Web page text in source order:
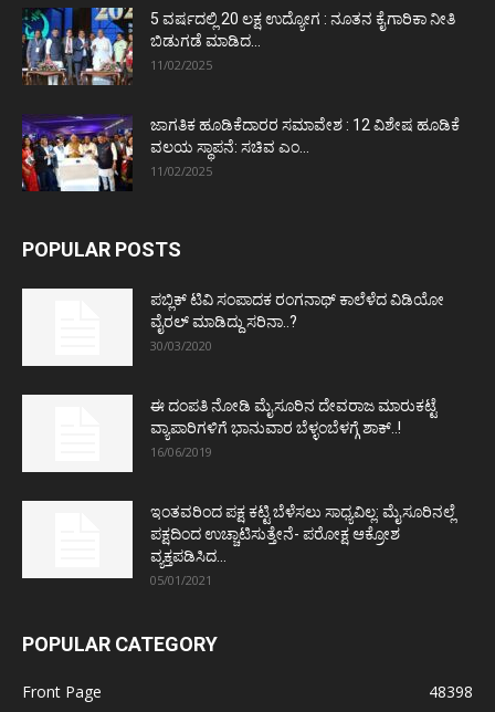
5 ವರ್ಷದಲ್ಲಿ 20 ಲಕ್ಷ ಉದ್ಯೋಗ : ನೂತನ ಕೈಗಾರಿಕಾ ನೀತಿ
ಬಿಡುಗಡೆ ಮಾಡಿದ...
11/02/2025
ಜಾಗತಿಕ ಹೂಡಿಕೆದಾರರ ಸಮಾವೇಶ : 12 ವಿಶೇಷ ಹೂಡಿಕೆ
ವಲಯ ಸ್ಥಾಪನೆ: ಸಚಿವ ಎಂ...
11/02/2025
POPULAR POSTS
ಪಬ್ಲಿಕ್ ಟಿವಿ ಸಂಪಾದಕ ರಂಗನಾಥ್ ಕಾಲೆಳೆದ ವಿಡಿಯೋ
ವೈರಲ್ ಮಾಡಿದ್ದು ಸರಿನಾ..?
30/03/2020
ಈ ದಂಪತಿ ನೋಡಿ ಮೈಸೂರಿನ ದೇವರಾಜ ಮಾರುಕಟ್ಟೆ
ವ್ಯಾಪಾರಿಗಳಿಗೆ ಭಾನುವಾರ ಬೆಳ್ಳಂಬೆಳಗ್ಗೆ ಶಾಕ್..!
16/06/2019
ಇಂತವರಿಂದ ಪಕ್ಷ ಕಟ್ಟಿ ಬೆಳೆಸಲು ಸಾಧ್ಯವಿಲ್ಲ: ಮೈಸೂರಿನಲ್ಲೆ
ಪಕ್ಷದಿಂದ ಉಚ್ಚಾಟಿಸುತ್ತೇನೆ- ಪರೋಕ್ಷ ಆಕ್ರೋಶ
ವ್ಯಕ್ತಪಡಿಸಿದ...
05/01/2021
POPULAR CATEGORY
Front Page
48398